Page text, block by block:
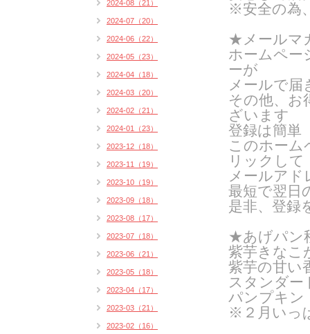
※安全の為
★メールマ
ホームペー
ーが
メールで届
その他、お
ざいます
登録は簡単
このホーム
リックして
メールア
最短で翌日
是非、登録
★あげパン
紫芋きなこ
紫芋の甘い
スタンダー
パンプキン
※２月いっ
2024-08（21）
2024-07（20）
2024-06（22）
2024-05（23）
2024-04（18）
2024-03（20）
2024-02（21）
2024-01（23）
2023-12（18）
2023-11（19）
2023-10（19）
2023-09（18）
2023-08（17）
2023-07（18）
2023-06（21）
2023-05（18）
2023-04（17）
2023-03（21）
2023-02（16）